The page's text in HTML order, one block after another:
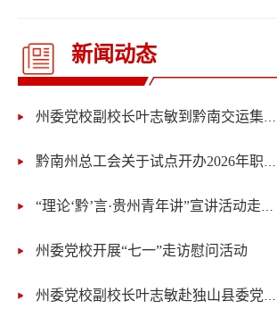
新闻动态
州委党校副校长叶志敏到黔南交运集团开展习近平党建思想宣讲
黔南州总工会关于试点开办2026年职工子女暑期爱心托管班的通知
“理论‘黔’言·贵州青年讲”宣讲活动走进黔南
州委党校开展“七一”走访慰问活动
州委党校副校长叶志敏赴独山县委党校调研指导工作